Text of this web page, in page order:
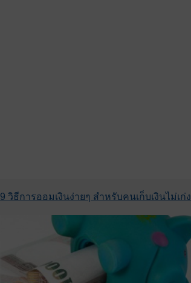
9 วิธีการออมเงินง่ายๆ สำหรับคนเก็บเงินไม่เก่ง